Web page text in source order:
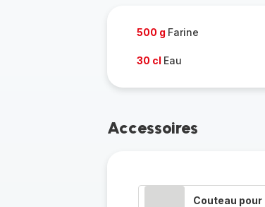
500 g Farine
30 cl Eau
Accessoires
Couteau